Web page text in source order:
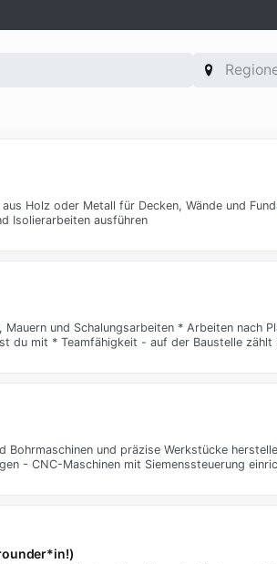
Holz oder Metall für Decken, Wände und
Isolierarbeiten ausführen
und Schalungsarbeiten * Arbeiten nach
du mit * Teamfähigkeit - auf der Baustelle zählt
und präzise Werkstücke
- CNC-Maschinen mit Siemenssteuerung